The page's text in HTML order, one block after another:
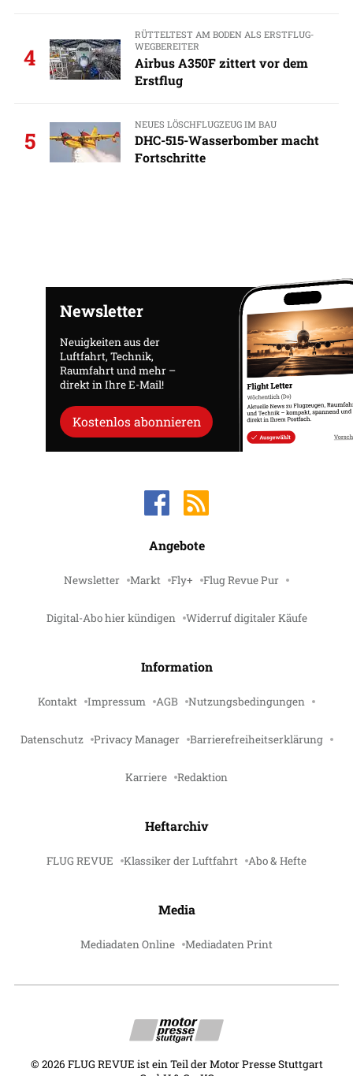
4
RÜTTELTEST AM BODEN ALS ERSTFLUG-
WEGBEREITER
Airbus A350F zittert vor dem
Erstflug
5
NEUES LÖSCHFLUGZEUG IM BAU
DHC-515-Wasserbomber macht
Fortschritte
Newsletter
Neuigkeiten aus der
Luftfahrt, Technik,
Raumfahrt und mehr –
direkt in Ihre E-Mail!
Kostenlos abonnieren
Angebote
Newsletter Markt Fly+ Flug Revue Pur
Digital-Abo hier kündigen Widerruf digitaler Käufe
Information
Kontakt Impressum AGB Nutzungsbedingungen
Datenschutz Privacy Manager Barrierefreiheitserklärung
Karriere Redaktion
Heftarchiv
FLUG REVUE Klassiker der Luftfahrt Abo & Hefte
Media
Mediadaten Online Mediadaten Print
© 2026 FLUG REVUE ist ein Teil der Motor Presse Stuttgart